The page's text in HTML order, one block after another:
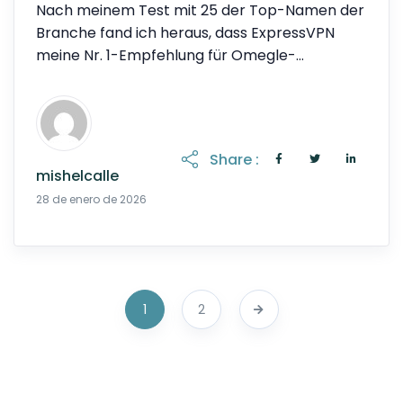
Nach meinem Test mit 25 der Top-Namen der
Branche fand ich heraus, dass ExpressVPN
meine Nr. 1-Empfehlung für Omegle-
mishelcalle
28 de enero de 2026
Share :
1 2